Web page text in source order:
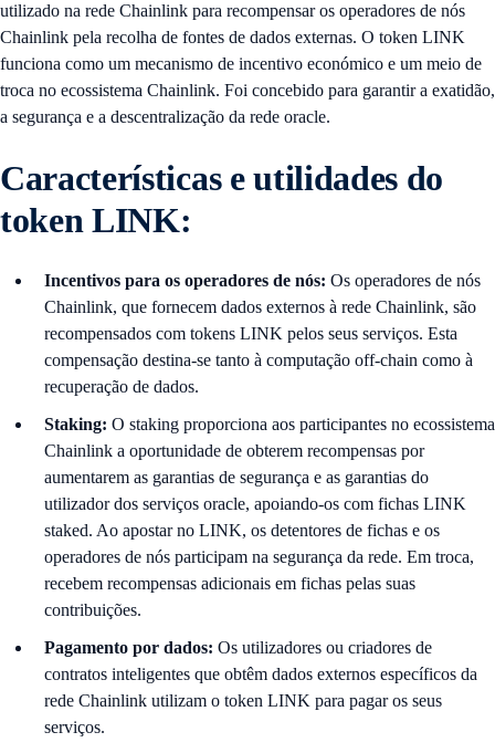
utilizado na rede Chainlink para recompensar os operadores de nós
Chainlink pela recolha de fontes de dados externas. O token LINK
funciona como um mecanismo de incentivo económico e um meio de
troca no ecossistema Chainlink. Foi concebido para garantir a exatidão,
a segurança e a descentralização da rede oracle.
Características e utilidades do
token LINK:
Incentivos para os operadores de nós: Os operadores de nós
Chainlink, que fornecem dados externos à rede Chainlink, são
recompensados com tokens LINK pelos seus serviços. Esta
compensação destina-se tanto à computação off-chain como à
recuperação de dados.
Staking: O staking proporciona aos participantes no ecossistema
Chainlink a oportunidade de obterem recompensas por
aumentarem as garantias de segurança e as garantias do
utilizador dos serviços oracle, apoiando-os com fichas LINK
staked. Ao apostar no LINK, os detentores de fichas e os
operadores de nós participam na segurança da rede. Em troca,
recebem recompensas adicionais em fichas pelas suas
contribuições.
Pagamento por dados: Os utilizadores ou criadores de
contratos inteligentes que obtêm dados externos específicos da
rede Chainlink utilizam o token LINK para pagar os seus
serviços.